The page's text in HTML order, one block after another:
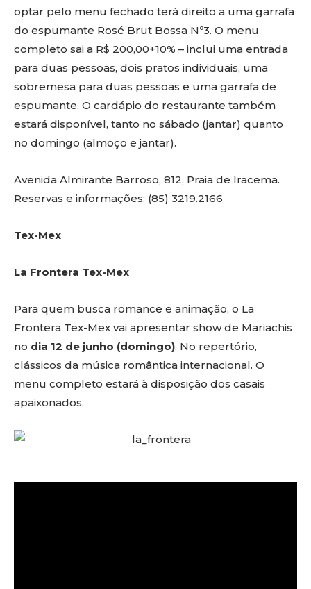
optar pelo menu fechado terá direito a uma garrafa
do espumante Rosé Brut Bossa Nº3. O menu
completo sai a R$ 200,00+10% – inclui uma entrada
para duas pessoas, dois pratos individuais, uma
sobremesa para duas pessoas e uma garrafa de
espumante. O cardápio do restaurante também
estará disponível, tanto no sábado (jantar) quanto
no domingo (almoço e jantar).
Avenida Almirante Barroso, 812, Praia de Iracema.
Reservas e informações: (85) 3219.2166
Tex-Mex
La Frontera Tex-Mex
Para quem busca romance e animação, o La
Frontera Tex-Mex vai apresentar show de Mariachis
no dia 12 de junho (domingo). No repertório,
clássicos da música romântica internacional. O
menu completo estará à disposição dos casais
apaixonados.